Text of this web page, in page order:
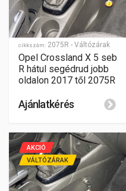
cikkszám: 2075R - Váltózárak
Opel Crossland X 5 seb
R hátul segédrud jobb
oldalon 2017 től 2075R
Ajánlatkérés
AKCIÓ
VÁLTÓZÁRAK